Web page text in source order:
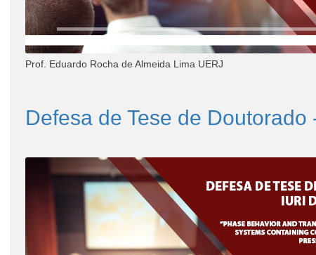
Prof. Eduardo Rocha de Almeida Lima UERJ
Defesa de Tese de